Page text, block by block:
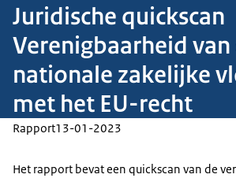
Juridische quickscan
Verenigbaarheid van
nationale zakelijke
met het EU-recht
Rapport13-01-2023
Het rapport bevat een quickscan van de